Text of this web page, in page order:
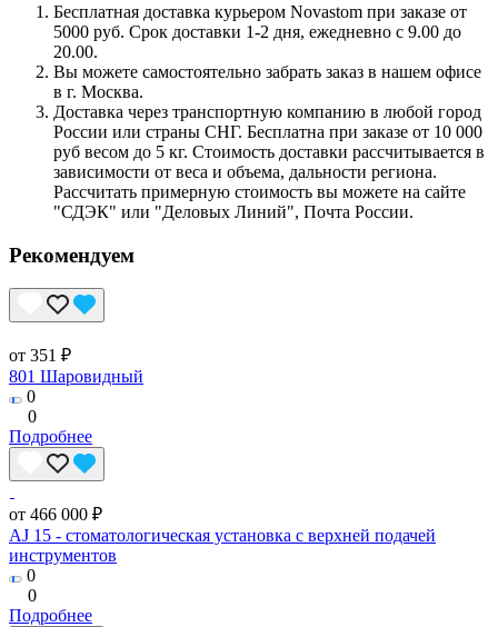
Бесплатная доставка курьером Novastom при заказе от
5000 руб. Срок доставки 1-2 дня, ежедневно с 9.00 до
20.00.
Вы можете самостоятельно забрать заказ в нашем офисе
в г. Москва.
Доставка через транспортную компанию в любой город
России или страны СНГ. Бесплатна при заказе от 10 000
руб весом до 5 кг. Стоимость доставки рассчитывается в
зависимости от веса и объема, дальности региона.
Рассчитать примерную стоимость вы можете на сайте
"СДЭК" или "Деловых Линий", Почта России.
Рекомендуем
от 351 ₽
801 Шаровидный
0
0
Подробнее
от 466 000 ₽
AJ 15 - стоматологическая установка с верхней подачей
инструментов
0
0
Подробнее